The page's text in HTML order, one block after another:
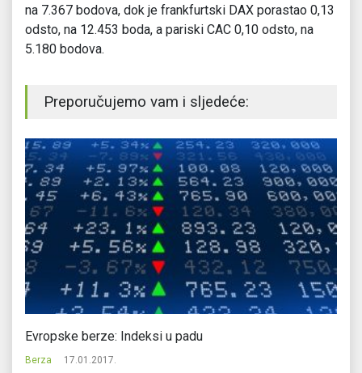
na 7.367 bodova, dok je frankfurtski DAX porastao 0,13
odsto, na 12.453 boda, a pariski CAC 0,10 odsto, na
5.180 bodova.
Preporučujemo vam i sljedeće:
Evropske berze: Indeksi u padu
Berza 17.01.2017.